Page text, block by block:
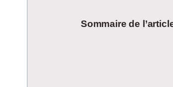
Sommaire de